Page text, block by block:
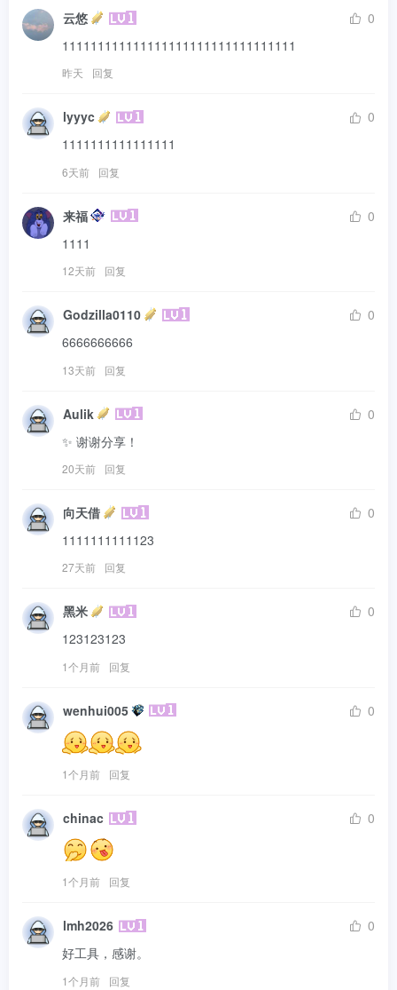
云悠
0
111111111111111111111111111111111
昨天 回复
lyyyc
0
1111111111111111
6天前 回复
来福
0
1111
12天前 回复
Godzilla0110
0
6666666666
13天前 回复
Aulik
0
✨ 谢谢分享！
20天前 回复
向天借
0
1111111111123
27天前 回复
黑米
0
123123123
1个月前 回复
wenhui005 0
1个月前 回复
chinac 0
1个月前 回复
lmh2026
0
好工具，感谢。
1个月前 回复